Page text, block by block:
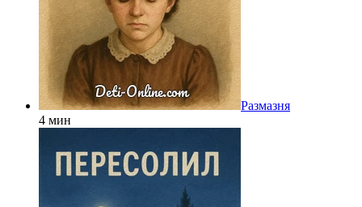
Размазня
4 мин